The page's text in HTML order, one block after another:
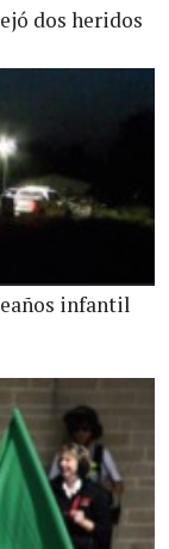
dos heridos
infantil